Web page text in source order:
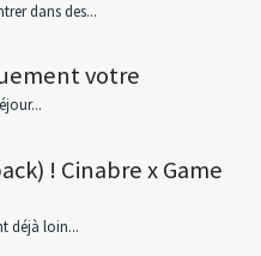
dans des...
votre
! Cinabre x Game
déjà loin...